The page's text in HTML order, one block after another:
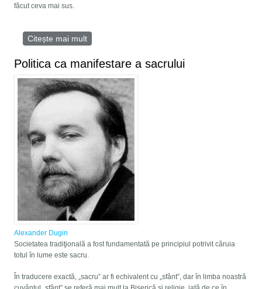
făcut ceva mai sus.
Citește mai mult
Politica ca manifestare a sacrului
Alexander Dugin
Societatea tradiţională a fost fundamentată pe principiul potrivit căruia
totul în lume este sacru.
În traducere exactă, „sacru” ar fi echivalent cu „sfânt”, dar în limba noastră